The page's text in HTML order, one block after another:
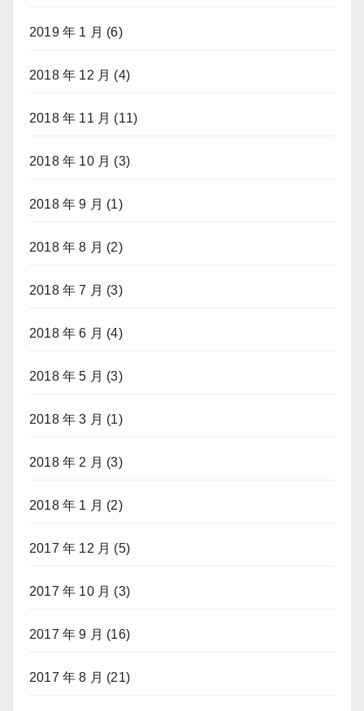
2019 年 1 月 (6)
2018 年 12 月 (4)
2018 年 11 月 (11)
2018 年 10 月 (3)
2018 年 9 月 (1)
2018 年 8 月 (2)
2018 年 7 月 (3)
2018 年 6 月 (4)
2018 年 5 月 (3)
2018 年 3 月 (1)
2018 年 2 月 (3)
2018 年 1 月 (2)
2017 年 12 月 (5)
2017 年 10 月 (3)
2017 年 9 月 (16)
2017 年 8 月 (21)